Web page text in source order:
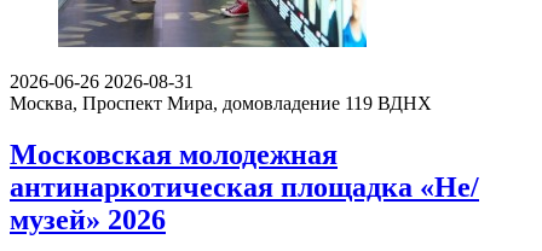
2026-06-26 2026-08-31
Москва, Проспект Мира, домовладение 119 ВДНХ
Московская молодежная
антинаркотическая площадка «Не/
музей» 2026